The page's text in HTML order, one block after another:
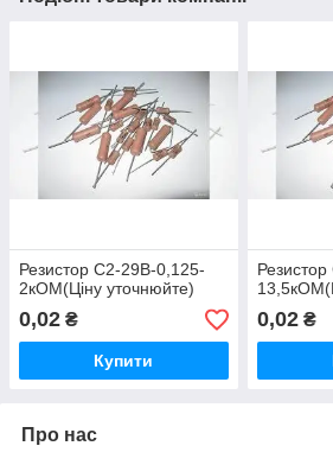
Резистор С2-29В-0,125-
2кОМ(Ціну уточнюйте)
0,02 ₴
Купити
0,02₴
Про нас